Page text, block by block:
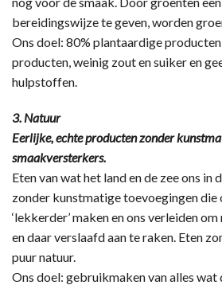
bereidingswijze te geven, worden
Ons doel: 80% plantaardige
producten, weinig zout en suiker en
hulpstoffen.
3. Natuur
Eerlijke, echte producten zonder
smaakversterkers.
Eten van wat het land en de zee ons in
zonder kunstmatige toevoegingen die
‘lekkerder’ maken en ons verleiden
en daar verslaafd aan te raken. Eten
puur natuur.
Ons doel: gebruikmaken van alles wat